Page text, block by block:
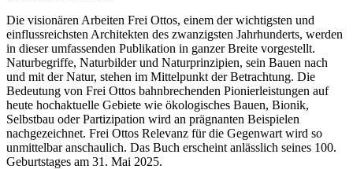
Die visionären Arbeiten Frei Ottos, einem der wichtigsten und
einflussreichsten Architekten des zwanzigsten Jahrhunderts, werden
in dieser umfassenden Publikation in ganzer Breite vorgestellt.
Naturbegriffe, Naturbilder und Naturprinzipien, sein Bauen nach
und mit der Natur, stehen im Mittelpunkt der Betrachtung. Die
Bedeutung von Frei Ottos bahnbrechenden Pionierleistungen auf
heute hochaktuelle Gebiete wie ökologisches Bauen, Bionik,
Selbstbau oder Partizipation wird an prägnanten Beispielen
nachgezeichnet. Frei Ottos Relevanz für die Gegenwart wird so
unmittelbar anschaulich. Das Buch erscheint anlässlich seines 100.
Geburtstages am 31. Mai 2025.